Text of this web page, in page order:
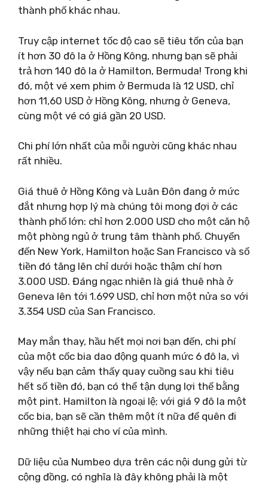
thành phố khác nhau.
Truy cập internet tốc độ cao sẽ tiêu tốn của bạn
ít hơn 30 đô la ở Hồng Kông, nhưng bạn sẽ phải
trả hơn 140 đô la ở Hamilton, Bermuda! Trong khi
đó, một vé xem phim ở Bermuda là 12 USD, chỉ
hơn 11,60 USD ở Hồng Kông, nhưng ở Geneva,
cùng một vé có giá gần 20 USD.
Chi phí lớn nhất của mỗi người cũng khác nhau
rất nhiều.
Giá thuê ở Hồng Kông và Luân Đôn đang ở mức
đắt nhưng hợp lý mà chúng tôi mong đợi ở các
thành phố lớn: chỉ hơn 2.000 USD cho một căn hộ
một phòng ngủ ở trung tâm thành phố. Chuyển
đến New York, Hamilton hoặc San Francisco và số
tiền đó tăng lên chỉ dưới hoặc thậm chí hơn
3.000 USD. Đáng ngạc nhiên là giá thuê nhà ở
Geneva lên tới 1.699 USD, chỉ hơn một nửa so với
3.354 USD của San Francisco.
May mắn thay, hầu hết mọi nơi bạn đến, chi phí
của một cốc bia dao động quanh mức 6 đô la, vì
vậy nếu bạn cảm thấy quay cuồng sau khi tiêu
hết số tiền đó, bạn có thể tận dụng lợi thế bằng
một pint. Hamilton là ngoại lệ; với giá 9 đô la một
cốc bia, bạn sẽ cần thêm một ít nữa để quên đi
những thiệt hại cho ví của mình.
Dữ liệu của Numbeo dựa trên các nội dung gửi từ
cộng đồng, có nghĩa là đây không phải là một